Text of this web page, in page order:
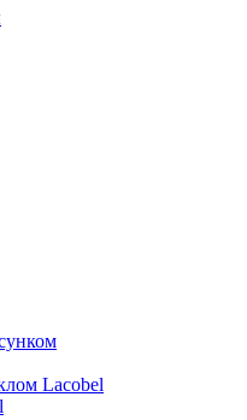
Lacobel